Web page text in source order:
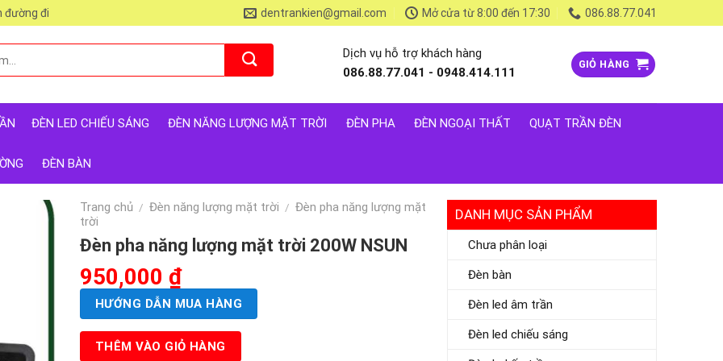
đường đi dentrankien@gmail.com Mở cửa từ 8:00 đến 17:30 086.88.77.041
Dịch vụ hỗ trợ khách hàng
086.88.77.041 - 0948.414.111
GIỎ HÀNG
ĐÈN LED CHIẾU SÁNG ĐÈN NĂNG LƯỢNG MẶT TRỜI ĐÈN PHA ĐÈN NGOẠI THẤT QUẠT TRẦN ĐÈN
ĐÈN BÀN
DANH MỤC SẢN PHẨM
Chưa phân loại
Đèn bàn
Đèn led âm trần
Đèn led chiếu sáng
Trang chủ / Đèn năng lượng mặt trời / Đèn pha năng lượng mặt
trời
Đèn pha năng lượng mặt trời 200W NSUN
Giá
gốc
là:
2,040,000 ₫.
950,000 ₫Giá
hiện
tại
là:
950,000 ₫.
HƯỚNG DẪN MUA HÀNG
THÊM VÀO GIỎ HÀNG